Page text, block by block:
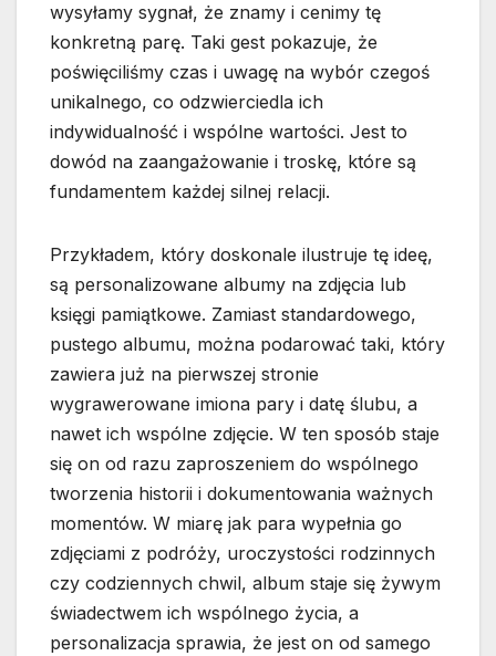
wysyłamy sygnał, że znamy i cenimy tę
konkretną parę. Taki gest pokazuje, że
poświęciliśmy czas i uwagę na wybór czegoś
unikalnego, co odzwierciedla ich
indywidualność i wspólne wartości. Jest to
dowód na zaangażowanie i troskę, które są
fundamentem każdej silnej relacji.
Przykładem, który doskonale ilustruje tę ideę,
są personalizowane albumy na zdjęcia lub
księgi pamiątkowe. Zamiast standardowego,
pustego albumu, można podarować taki, który
zawiera już na pierwszej stronie
wygrawerowane imiona pary i datę ślubu, a
nawet ich wspólne zdjęcie. W ten sposób staje
się on od razu zaproszeniem do wspólnego
tworzenia historii i dokumentowania ważnych
momentów. W miarę jak para wypełnia go
zdjęciami z podróży, uroczystości rodzinnych
czy codziennych chwil, album staje się żywym
świadectwem ich wspólnego życia, a
personalizacja sprawia, że jest on od samego